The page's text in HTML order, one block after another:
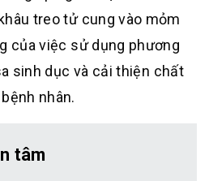
treo tử cung vào mỏm
của việc sử dụng phương
sinh dục và cải thiện chất
nhân.
tâm